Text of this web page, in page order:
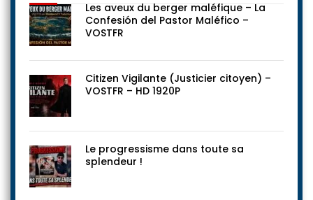
Les aveux du berger maléfique – La
Confesión del Pastor Maléfico –
VOSTFR
Citizen Vigilante (Justicier citoyen) –
VOSTFR – HD 1920P
Le progressisme dans toute sa
splendeur !